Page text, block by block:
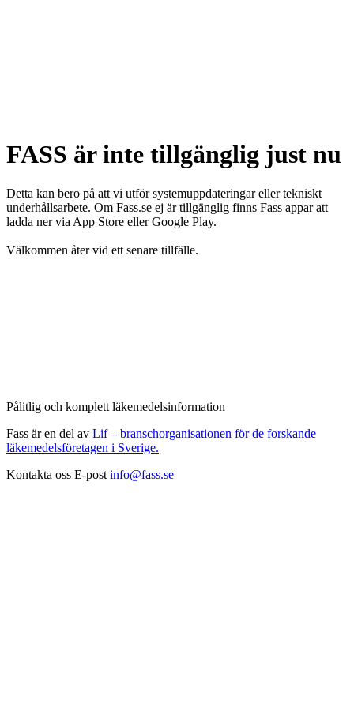
FASS är inte tillgänglig just nu
Detta kan bero på att vi utför systemuppdateringar eller tekniskt
underhållsarbete. Om Fass.se ej är tillgänglig finns Fass appar att
ladda ner via App Store eller Google Play.
Välkommen åter vid ett senare tillfälle.
Pålitlig och komplett läkemedelsinformation
Fass är en del av Lif – branschorganisationen för de forskande
läkemedelsföretagen i Sverige.
Kontakta oss E-post info@fass.se